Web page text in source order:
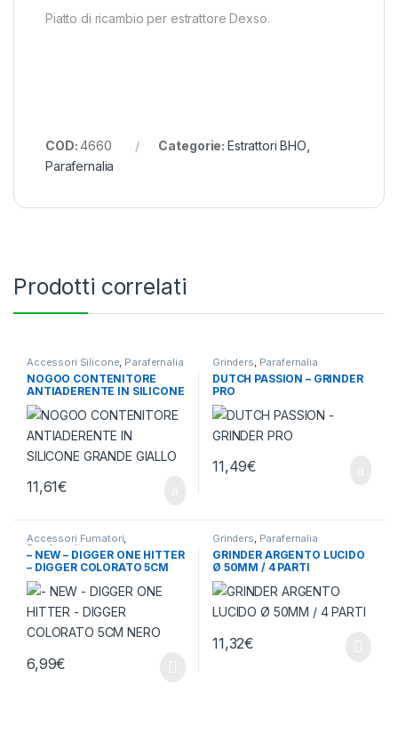
Piatto di ricambio per estrattore Dexso.
COD:4660 Categorie: Estrattori BHO
Parafernalia
Prodotti correlati
Accessori Silicone Parafernalia
NOGOO CONTENITORE
ANTIADERENTE IN SILICONE
GRANDE GIALLO
11,61€
Grinders Parafernalia
DUTCH PASSION – GRINDER
PRO
11,49€
Accessori Fumatori,
Parafernalia
– NEW – DIGGER ONE HITTER
– DIGGER COLORATO 5CM
NERO
6,99€
Grinders, Parafernalia
GRINDER ARGENTO LUCIDO
Ø 50MM / 4 PARTI
11,32€